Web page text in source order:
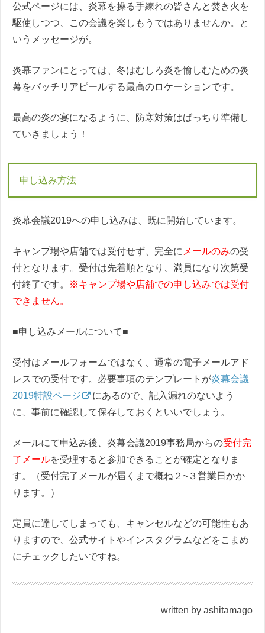
公式ページには、炎幕を操る手練れの皆さんと焚き火を
駆使しつつ、この会議を楽しもうではありませんか。と
いうメッセージが。
炎幕ファンにとっては、冬はむしろ炎を愉しむための炎
幕をバッチリアピールする最高のロケーションです。
最高の炎の宴になるように、防寒対策はばっちり準備し
ていきましょう！
申し込み方法
炎幕会議2019への申し込みは、既に開始しています。
キャンプ場や店舗では受付せず、完全に メールのみの受
付となります。受付は先着順となり、満員になり次第受
付終了です。
※キャンプ場や店舗での申し込みでは受付
できません。
■申し込みメールについて■
受付はメールフォームではなく、通常の電子メールアド
レスでの受付です。必要事項のテンプレートが炎幕会議
2019特設ページ
にあるので、記入漏れのないよう
に、事前に確認して保存しておくといいでしょう。
メールにて申込み後、炎幕会議2019事務局からの受付完
了メールを受理すると参加できることが確定となりま
す。（受付完了メールが届くまで概ね２~３営業日かか
ります。）
定員に達してしまっても、キャンセルなどの可能性もあ
りますので、公式サイトやインスタグラムなどをこまめ
にチェックしたいですね。
written by ashitamago